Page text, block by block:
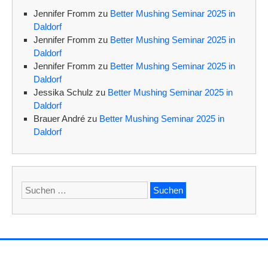
Jennifer Fromm zu Better Mushing Seminar 2025 in
Daldorf
Jennifer Fromm zu Better Mushing Seminar 2025 in
Daldorf
Jennifer Fromm zu Better Mushing Seminar 2025 in
Daldorf
Jessika Schulz zu Better Mushing Seminar 2025 in
Daldorf
Brauer André zu Better Mushing Seminar 2025 in
Daldorf
Suchen
nach: